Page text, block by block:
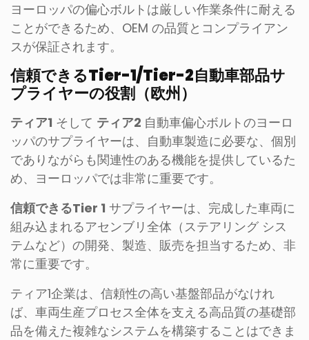
ヨーロッパの偏心ボルトは厳しい作業条件に耐える
ことができるため、OEM の品質とコンプライアン
スが保証されます。
信頼できるTier-1/Tier-2自動車部品サ
プライヤーの役割（欧州）
ティア1 そして ティア2 自動車偏心ボルトのヨーロ
ッパのサプライヤーは、自動車製造に必要な、個別
でありながらも関連性のある機能を提供しているた
め、ヨーロッパでは非常に重要です。
信頼できるTier 1 サプライヤーは、完成した車両に
組み込まれるアセンブリ全体（ステアリング シス
テムなど）の開発、製造、販売を担当するため、非
常に重要です。
ティア1企業は、信頼性の高い基盤部品がなけれ
ば、車両生産プロセス全体を支える高品質の基礎部
品を備えた複雑なシステムを構築することはできま